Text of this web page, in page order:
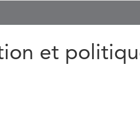
et